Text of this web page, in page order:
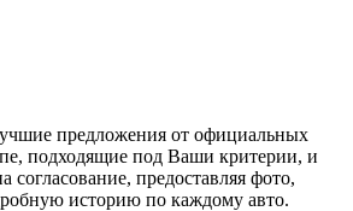
предложения от официальных
подходящие под Ваши критерии, и
согласование, предоставляя фото,
историю по каждому авто.